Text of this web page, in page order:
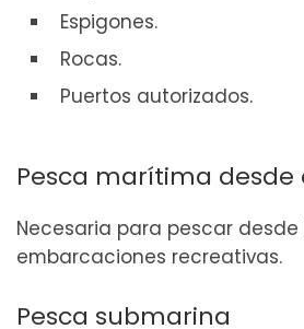
Espigones.
Rocas.
Puertos autorizados.
Pesca marítima
Necesaria para pescar
embarcaciones recreativas.
Pesca submarina